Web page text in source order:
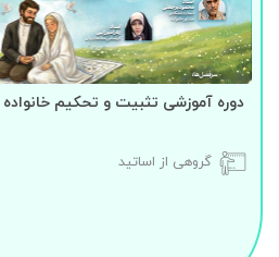
دوره آموزشی تثبیت و تحکیم خانواده
گروهی از اساتید